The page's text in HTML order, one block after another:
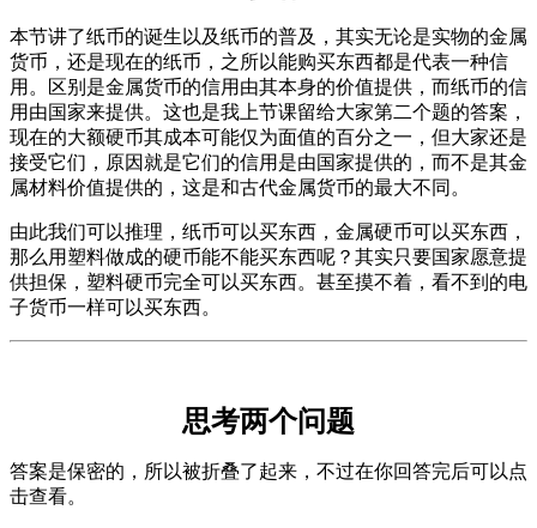
本节讲了纸币的诞生以及纸币的普及，其实无论是实物的金属
货币，还是现在的纸币，之所以能购买东西都是代表一种信
用。区别是金属货币的信用由其本身的价值提供，而纸币的信
用由国家来提供。这也是我上节课留给大家第二个题的答案，
现在的大额硬币其成本可能仅为面值的百分之一，但大家还是
接受它们，原因就是它们的信用是由国家提供的，而不是其金
属材料价值提供的，这是和古代金属货币的最大不同。
由此我们可以推理，纸币可以买东西，金属硬币可以买东西，
那么用塑料做成的硬币能不能买东西呢？其实只要国家愿意提
供担保，塑料硬币完全可以买东西。甚至摸不着，看不到的电
子货币一样可以买东西。
思考两个问题
答案是保密的，所以被折叠了起来，不过在你回答完后可以点
击查看。